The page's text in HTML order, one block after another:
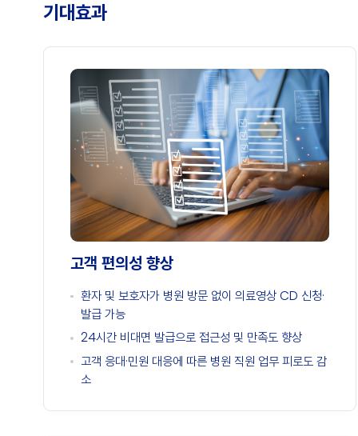
기대효과
고객 편의성 향상
환자 및 보호자가 병원 방문 없이 의료영상 CD 신청·
발급 가능
24시간 비대면 발급으로 접근성 및 만족도 향상
고객 응대·민원 대응에 따른 병원 직원 업무 피로도 감
소